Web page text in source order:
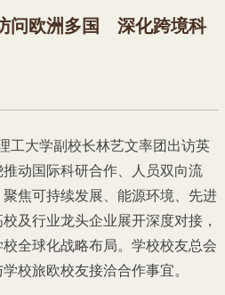
问欧洲多国 深化跨境科
工大学副校长林艺文率团出访英
动国际科研合作、人员双向流
焦可持续发展、能源环境、先进
及行业龙头企业展开深度对接，
全球化战略布局。学校校友总会
校旅欧校友接洽合作事宜。